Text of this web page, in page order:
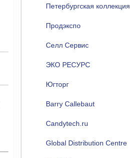
Петербургская коллекция
Продэкспо
Селл Сервис
ЭКО РЕСУРС
Югторг
Barry Callebaut
Candytech.ru
Global Distribution Centre